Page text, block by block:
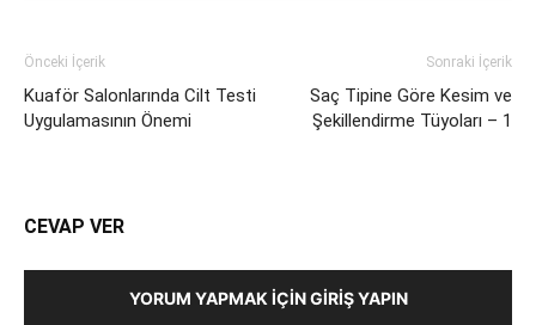
Önceki İçerik
Kuaför Salonlarında Cilt Testi
Uygulamasının Önemi
Sonraki İçerik
Saç Tipine Göre Kesim ve
Şekillendirme Tüyoları – 1
CEVAP VER
YORUM YAPMAK İÇIN GIRIŞ YAPIN